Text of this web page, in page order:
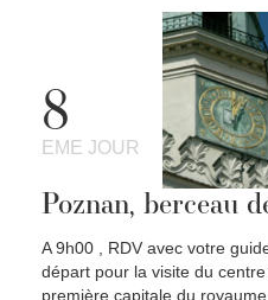
8
EME JOUR
Poznan, berceau
A 9h00 , RDV avec votre
départ pour la visite du
première capitale du